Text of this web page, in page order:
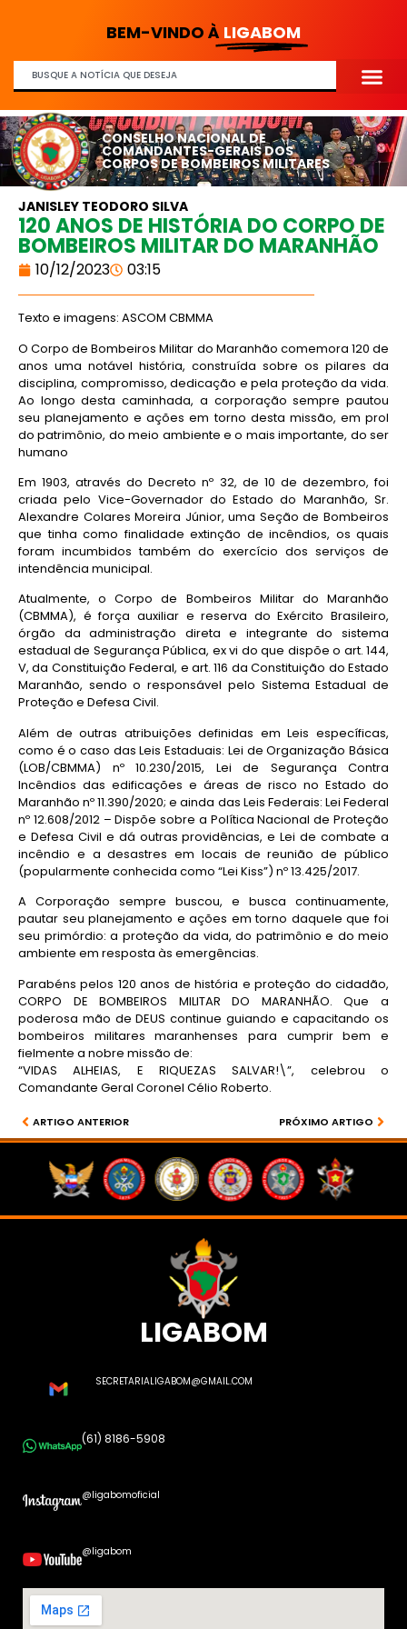
BEM-VINDO À LIGABOM
CONSELHO NACIONAL DE
COMANDANTES-GERAIS DOS
CORPOS DE BOMBEIROS MILITARES
JANISLEY TEODORO SILVA
120 ANOS DE HISTÓRIA DO CORPO DE
BOMBEIROS MILITAR DO MARANHÃO
10/12/2023 03:15
Texto e imagens: ASCOM CBMMA
O Corpo de Bombeiros Militar do Maranhão comemora 120 de
anos uma notável história, construída sobre os pilares da
disciplina, compromisso, dedicação e pela proteção da vida.
Ao longo desta caminhada, a corporação sempre pautou
seu planejamento e ações em torno desta missão, em prol
do patrimônio, do meio ambiente e o mais importante, do ser
humano
Em 1903, através do Decreto nº 32, de 10 de dezembro, foi
criada pelo Vice-Governador do Estado do Maranhão, Sr.
Alexandre Colares Moreira Júnior, uma Seção de Bombeiros
que tinha como finalidade extinção de incêndios, os quais
foram incumbidos também do exercício dos serviços de
intendência municipal.
Atualmente, o Corpo de Bombeiros Militar do Maranhão
(CBMMA), é força auxiliar e reserva do Exército Brasileiro,
órgão da administração direta e integrante do sistema
estadual de Segurança Pública, ex vi do que dispõe o art. 144,
V, da Constituição Federal, e art. 116 da Constituição do Estado
Maranhão, sendo o responsável pelo Sistema Estadual de
Proteção e Defesa Civil.
Além de outras atribuições definidas em Leis específicas,
como é o caso das Leis Estaduais: Lei de Organização Básica
(LOB/CBMMA) nº 10.230/2015, Lei de Segurança Contra
Incêndios das edificações e áreas de risco no Estado do
Maranhão nº 11.390/2020; e ainda das Leis Federais: Lei Federal
nº 12.608/2012 – Dispõe sobre a Política Nacional de Proteção
e Defesa Civil e dá outras providências, e Lei de combate a
incêndio e a desastres em locais de reunião de público
(popularmente conhecida como “Lei Kiss”) nº 13.425/2017.
A Corporação sempre buscou, e busca continuamente,
pautar seu planejamento e ações em torno daquele que foi
seu primórdio: a proteção da vida, do patrimônio e do meio
ambiente em resposta às emergências.
Parabéns pelos 120 anos de história e proteção do cidadão,
CORPO DE BOMBEIROS MILITAR DO MARANHÃO. Que a
poderosa mão de DEUS continue guiando e capacitando os
bombeiros militares maranhenses para cumprir bem e
fielmente a nobre missão de:
“VIDAS ALHEIAS, E RIQUEZAS SALVAR!\”, celebrou o
Comandante Geral Coronel Célio Roberto.
ARTIGO ANTERIOR PRÓXIMO ARTIGO
LIGABOM
SECRETARIALIGABOM@GMAIL.COM
(61) 8186-5908
@ligabomoficial
@ligabom